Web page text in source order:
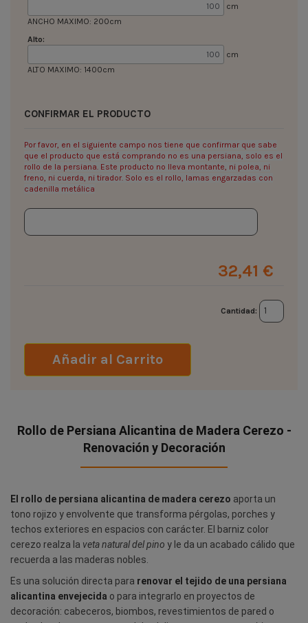
cm
ANCHO MAXIMO: 200cm
Alto:
cm
ALTO MAXIMO: 1400cm
CONFIRMAR EL PRODUCTO
Por favor, en el siguiente campo nos tiene que confirmar que sabe
que el producto que está comprando no es una persiana, solo es el
rollo de la persiana. Este producto no lleva montante, ni polea, ni
freno, ni cuerda, ni tirador. Solo es el rollo, lamas engarzadas con
cadenilla metálica
32,41 €
Cantidad:
Añadir al Carrito
Rollo de Persiana Alicantina de Madera Cerezo -
Renovación y Decoración
El rollo de persiana alicantina de madera cerezo aporta un
tono rojizo y envolvente que transforma pérgolas, porches y
techos exteriores en espacios con carácter. El barniz color
cerezo realza la veta natural del pino y le da un acabado cálido que
recuerda a las maderas nobles.
Es una solución directa para renovar el tejido de una persiana
alicantina envejecida o para integrarlo en proyectos de
decoración: cabeceros, biombos, revestimientos de pared o